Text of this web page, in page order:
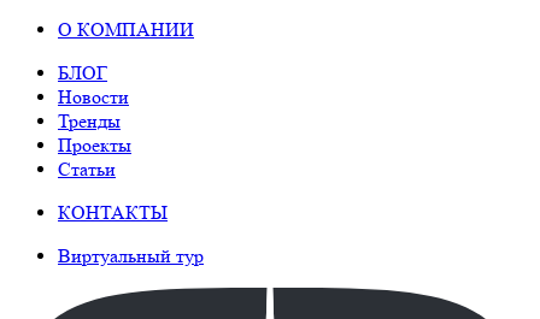
О КОМПАНИИ
БЛОГ
Новости
Тренды
Проекты
Статьи
КОНТАКТЫ
Виртуальный тур